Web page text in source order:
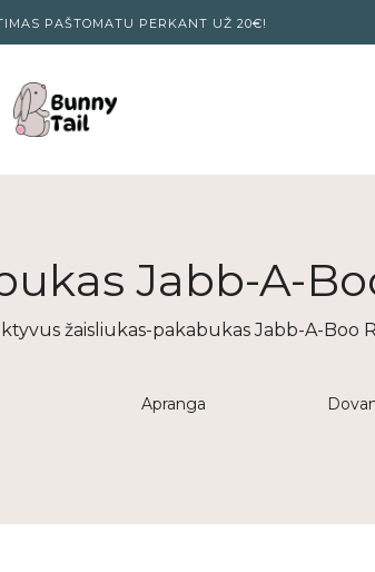
PAŠTOMATU PERKANT UŽ 20€!
Jabb-A-
žaisliukas-pakabukas Jabb-A-Boo
Apranga